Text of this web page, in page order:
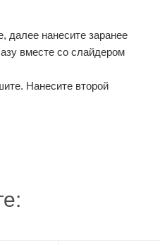
далее нанесите заранее
вместе со слайдером
Нанесите второй